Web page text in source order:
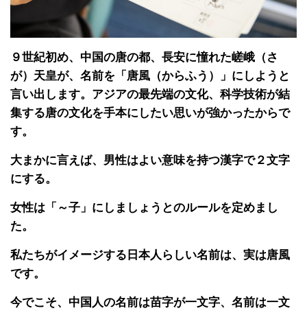
９世紀初め、中国の唐の都、長安に憧れた嵯峨（さ
が）天皇が、名前を「唐風（からふう）」にしようと
言い出します。アジアの最先端の文化、科学技術が結
集する唐の文化を手本にしたい思いが強かったからで
す。
大まかに言えば、男性はよい意味を持つ漢字で２文字
にする。
女性は「～子」にしましょうとのルールを定めまし
た。
私たちがイメージする日本人らしい名前は、実は唐風
です。
今でこそ、中国人の名前は苗字が一文字、名前は一文